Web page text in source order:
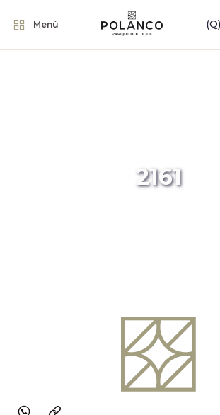
Menú
2161